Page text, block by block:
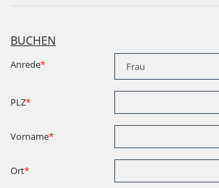
BUCHEN
Anrede*
PLZ*
Vorname*
Ort*